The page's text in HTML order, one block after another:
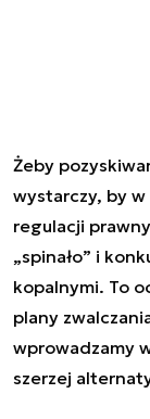
Żeby
wystarczy, by
regulacji
„spinało” i
kopalnymi. To
plany
wprowadzamy
szerzej